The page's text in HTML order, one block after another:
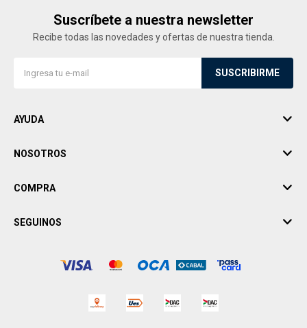
Suscríbete a nuestra newsletter
Recibe todas las novedades y ofertas de nuestra tienda.
SUSCRIBIRME
AYUDA
NOSOTROS
COMPRA
SEGUINOS